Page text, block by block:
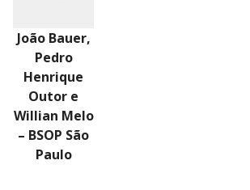
João Bauer,
Pedro
Henrique
Outor e
Willian Melo
– BSOP São
Paulo